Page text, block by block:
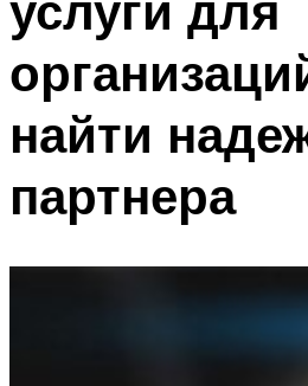
найти
партнера